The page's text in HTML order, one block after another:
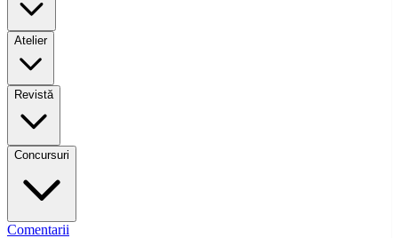
Atelier
Revistă
Concursuri
Comentarii